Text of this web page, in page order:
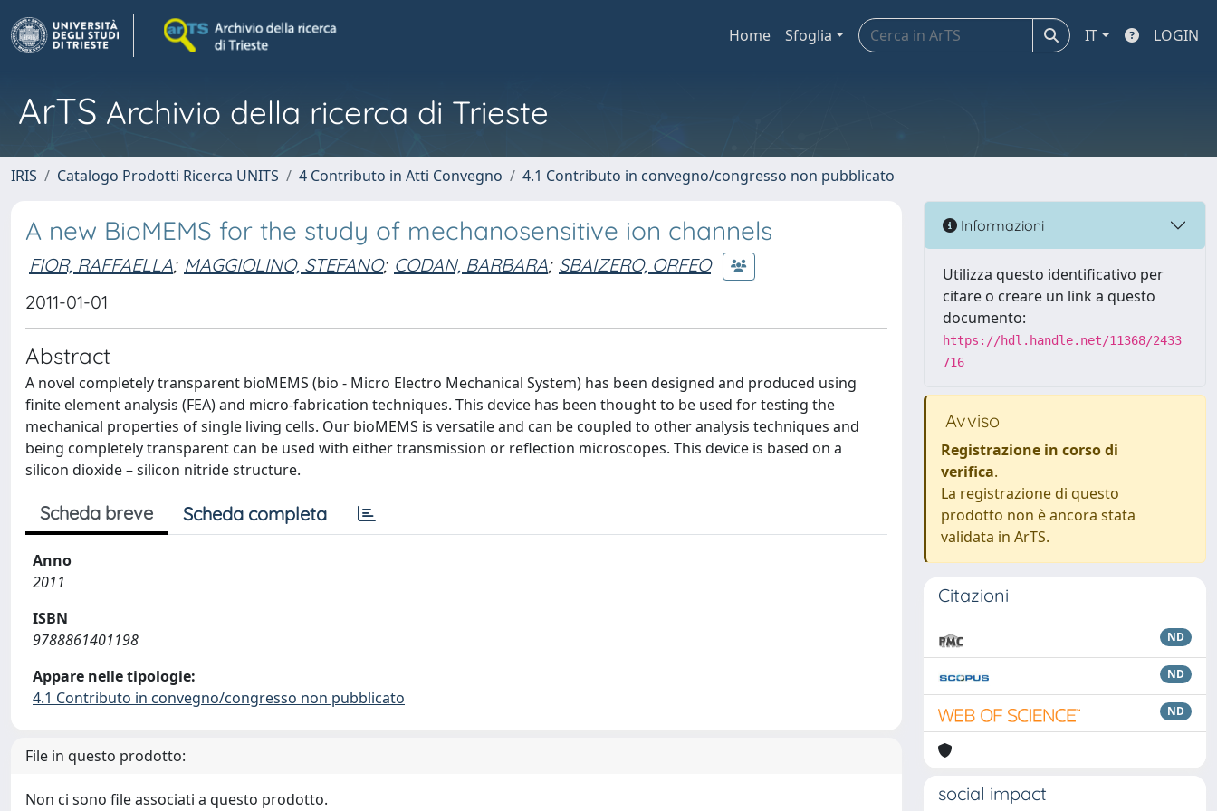
Home Sfoglia IT LOGIN
ArTS Archivio della ricerca di Trieste
IRIS Catalogo Prodotti Ricerca UNITS 4 Contributo in Atti Convegno 4.1 Contributo in convegno/congresso non pubblicato
A new BioMEMS for the study of mechanosensitive ion channels
FIOR, RAFFAELLA; MAGGIOLINO, STEFANO; CODAN, BARBARA; SBAIZERO, ORFEO
2011-01-01
Abstract
A novel completely transparent bioMEMS (bio - Micro Electro Mechanical System) has been designed and produced using
finite element analysis (FEA) and micro-fabrication techniques. This device has been thought to be used for testing the
mechanical properties of single living cells. Our bioMEMS is versatile and can be coupled to other analysis techniques and
being completely transparent can be used with either transmission or reflection microscopes. This device is based on a
silicon dioxide – silicon nitride structure.
Scheda breve Scheda completa
Anno
2011
ISBN
9788861401198
Appare nelle tipologie:
4.1 Contributo in convegno/congresso non pubblicato
File in questo prodotto:
Non ci sono file associati a questo prodotto.
Informazioni
Utilizza questo identificativo per
citare o creare un link a questo
documento:
https://hdl.handle.net/11368/2433
716
Avviso
Registrazione in corso di
verifica.
La registrazione di questo
prodotto non è ancora stata
validata in ArTS.
Citazioni
ND
ND
ND
social impact